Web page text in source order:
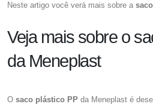
Neste artigo você verá mais sobre a
Veja mais sobre o
da Meneplast
O saco plástico PP da Meneplast é